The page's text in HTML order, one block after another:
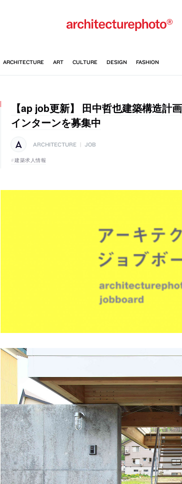
【ap job更新】 田中哲也建築構造計
インターンを募集中
ARCHITECTURE | JOB
建築求人情報